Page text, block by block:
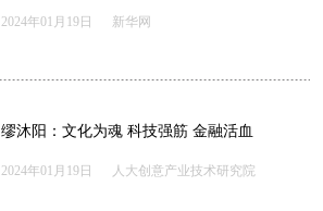
2024年01月19日 新华网
缪沐阳：文化为魂 科技强筋 金融活血
2024年01月19日 人大创意产业技术研究院